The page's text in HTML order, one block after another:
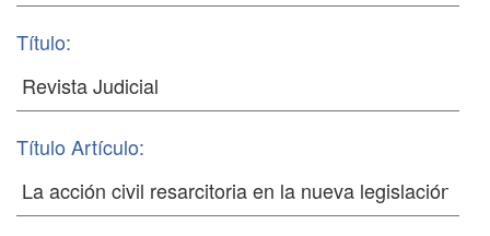
Título:
Título Artículo: